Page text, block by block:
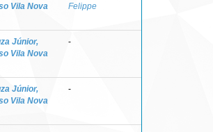
Vila Nova
Felippe
Júnior,
Vila Nova
-
Júnior,
Vila Nova
-